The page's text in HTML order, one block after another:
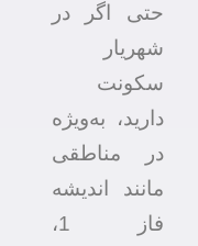
حتی اگر در
شهریار
سکونت
دارید، به‌ویژه
در مناطقی
مانند اندیشه